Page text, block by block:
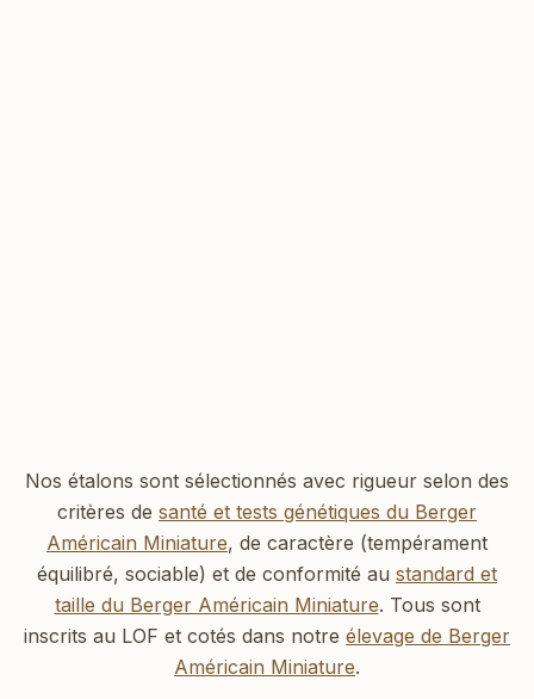
Nos étalons sont sélectionnés avec rigueur selon des
critères de santé et tests génétiques du Berger
Américain Miniature, de caractère (tempérament
équilibré, sociable) et de conformité au standard et
taille du Berger Américain Miniature. Tous sont
inscrits au LOF et cotés dans notre élevage de Berger
Américain Miniature.